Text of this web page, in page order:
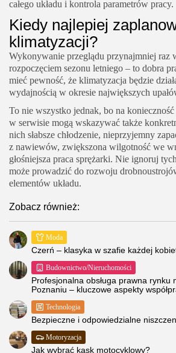
całego układu i kontrola parametrów pracy.
Kiedy najlepiej
klimatyzacji?
Wykonywanie przeglądu przynajmniej raz
rozpoczęciem sezonu letniego – to dobra
mieć pewność, że klimatyzacja będzie
wydajnością w okresie największych
To nie wszystko jednak, bo na
w serwisie mogą wskazywać także
nich słabsze chłodzenie, nieprzyjemny
z nawiewów, zwiększona wilgotność we
głośniejsza praca sprężarki. Nie ignoruj
może prowadzić do rozwoju
elementów układu.
Zobacz również:
Moda
Czerń – klasyka w szafie każdej
Budownictwo/Nieruchomości
Profesjonalna obsługa prawna rynku
Poznaniu – kluczowe aspekty
Technologia
Bezpieczne i odpowiedzialne
Motoryzacja
Jak wybrać kask motocyklowy?